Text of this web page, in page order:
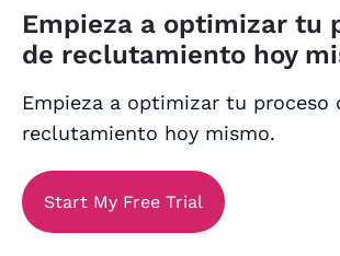
Empieza a optimizar tu
de reclutamiento hoy
Empieza a optimizar tu proceso
reclutamiento hoy mismo.
Start My Free Trial